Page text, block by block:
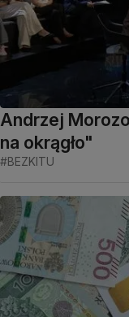
Andrzej
na okrągło"
#BEZKITU